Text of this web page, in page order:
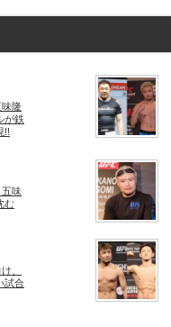
味隆
が鉄
!!
五味
む
、
試合